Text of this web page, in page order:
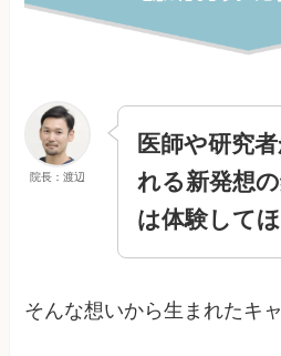
院長：渡辺
医師や研究
れる新発想
は体験して
そんな想いから生まれたキ